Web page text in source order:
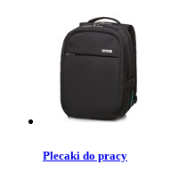
Plecaki do pracy